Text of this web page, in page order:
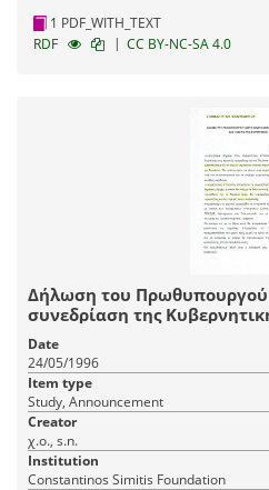
1 PDF_WITH_TEXT
RDF
| CC BY-NC-SA 4.0
Δήλωση του Πρωθυπουργού
συνεδρίαση της
Date
24/05/1996
Item type
Study, Announcement
Creator
χ.ο., s.n.
Institution
Constantinos Simitis Foundation